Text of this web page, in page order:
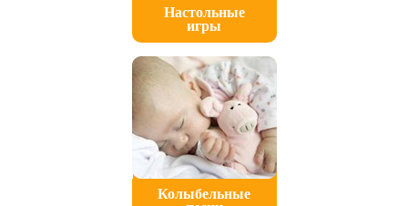
Настольные
игры
Колыбельные